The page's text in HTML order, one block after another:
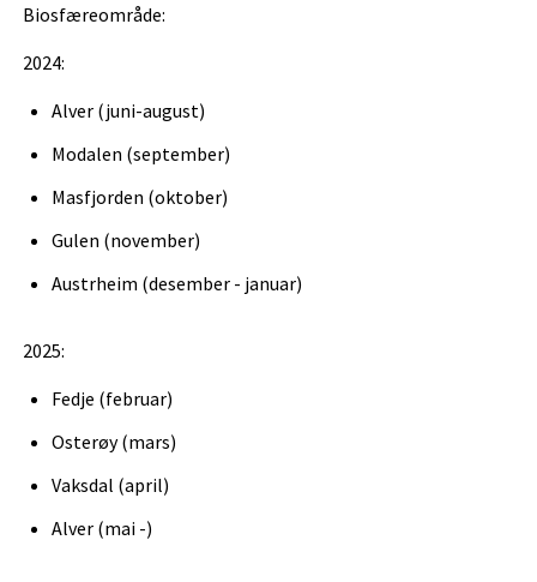
Biosfæreområde:
2024:
Alver (juni-august)
Modalen (september)
Masfjorden (oktober)
Gulen (november)
Austrheim (desember - januar)
2025:
Fedje (februar)
Osterøy (mars)
Vaksdal (april)
Alver (mai -)